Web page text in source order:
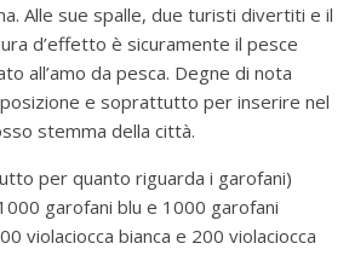
Alle sue spalle, due turisti divertiti e il
d’effetto è sicuramente il pesce
all’amo da pesca. Degne di nota
e soprattutto per inserire nel
stemma della città.
per quanto riguarda i garofani)
garofani blu e 1000 garofani
violaciocca bianca e 200 violaciocca